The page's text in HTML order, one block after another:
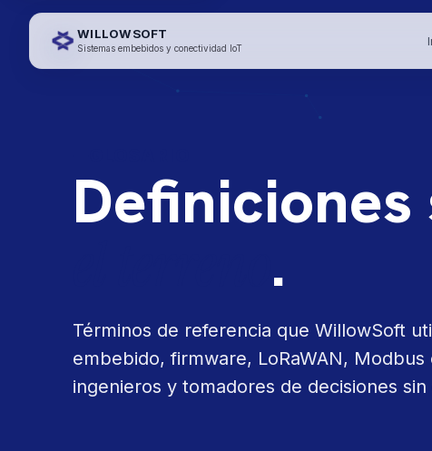
WILLOWSOFT
Sistemas embebidos y conectividad IoT
.
Términos de referencia que WillowSoft
embebido, firmware, LoRaWAN,
ingenieros y tomadores de decisiones